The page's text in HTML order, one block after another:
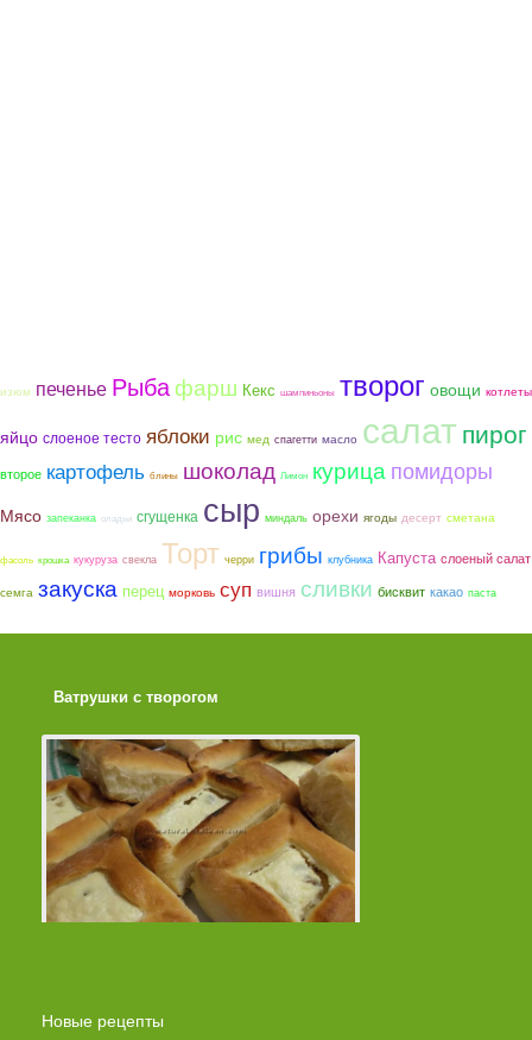
изюм печенье Рыбафарш Кекс шампиньоны творог овощи котлеты
яйцо слоеное тесто яблоки рис мед спагетти масло салат пирог
второе картофель блины шоколад Лимон курицапомидоры
Мясо запеканка оладьи сгущенка сыр миндаль орехи ягоды десерт сметана
фасоль крошка кукуруза свекла Торт черри грибы клубника Капуста слоеный салат
семга закуска перец морковь суп вишня сливки бисквит какао паста
Ватрушки с творогом
Новые рецепты